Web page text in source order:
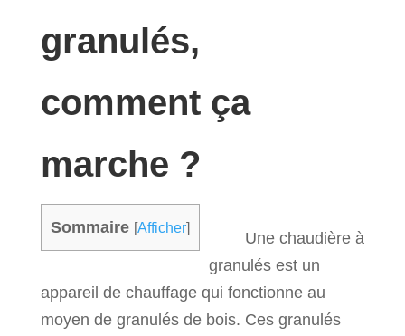
granulés,
comment ça
marche ?
Sommaire [Afficher]
Une chaudière à
granulés est un
appareil de chauffage qui fonctionne au
moyen de granulés de bois. Ces granulés